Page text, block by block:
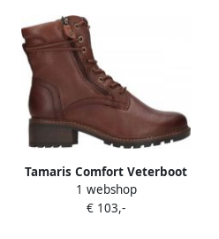
Tamaris Comfort Veterboot
Vrouwen Bruin
1 webshop
€ 103,-